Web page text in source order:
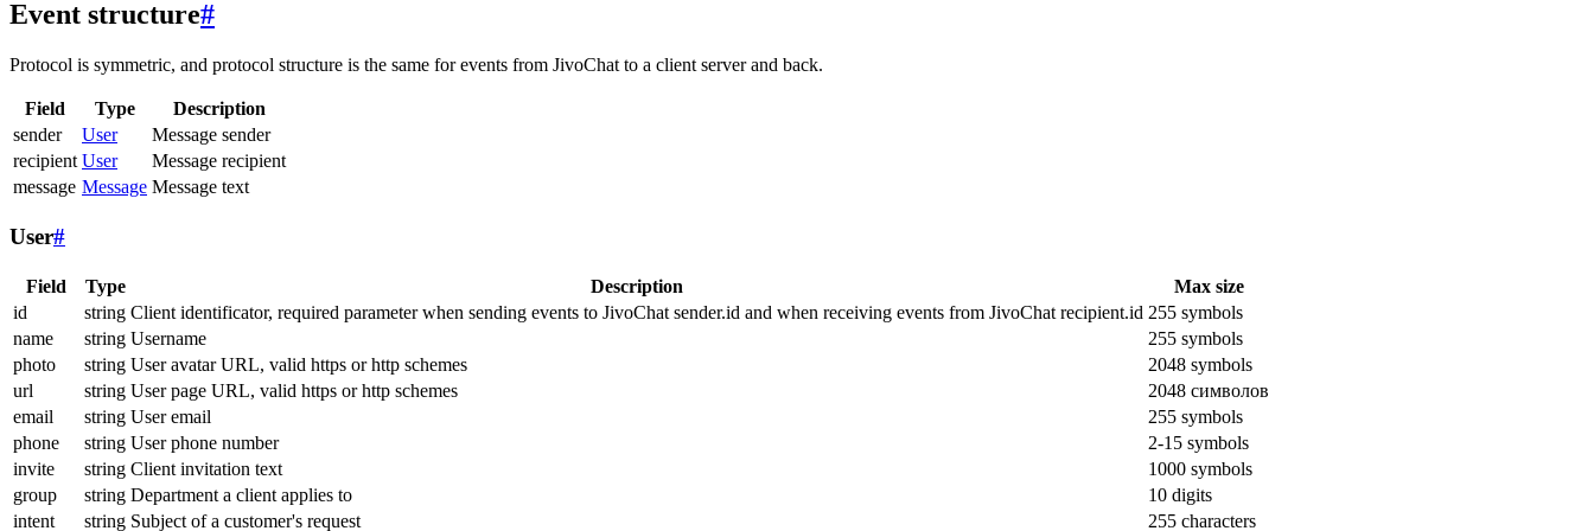
Event structure#
Protocol is symmetric, and protocol structure is the same for events from JivoChat to a client server and back.
Field Type
Description
sender
User
Message sender
recipient User
Message recipient
message Message Message text
User#
Field Type Description
Max size
id
string Client identificator, required parameter when sending events to JivoChat sender.id and when receiving events from JivoChat recipient.id 255 symbols
name
string Username
255 symbols
photo
string User avatar URL, valid https or http schemes
2048 symbols
url
string User page URL, valid https or http schemes
2048 символов
email
string User email
255 symbols
phone
string User phone number
2-15 symbols
invite
string Client invitation text
1000 symbols
group
string Department a client applies to
10 digits
intent
string Subject of a customer's request 255 characters